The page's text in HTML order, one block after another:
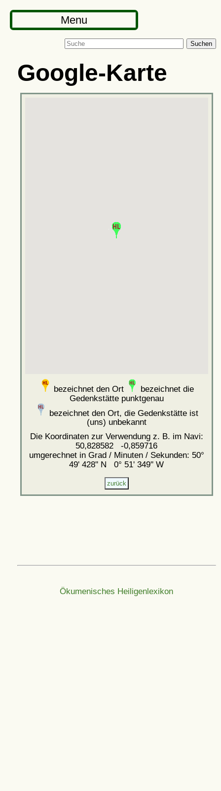
Menu
Suchen
Google-Karte
bezeichnet den Ort
bezeichnet die
Gedenkstätte punktgenau
bezeichnet den Ort, die Gedenkstätte ist
(uns) unbekannt
Die Koordinaten zur Verwendung z. B. im Navi:
50,828582 -0,859716
umgerechnet in Grad / Minuten / Sekunden: 50°
49' 428'' N 0° 51' 349'' W
Ökumenisches Heiligenlexikon